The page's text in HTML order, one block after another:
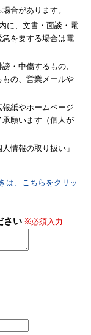
合があります。
に、文書・面談・電
を要する場合は電
・中傷するもの、
の、営業メールや
紙やホームページ
願います（個人が
情報の取り扱い」
は、こちらをクリッ
さい ※必須入力